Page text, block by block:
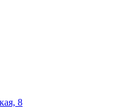
8